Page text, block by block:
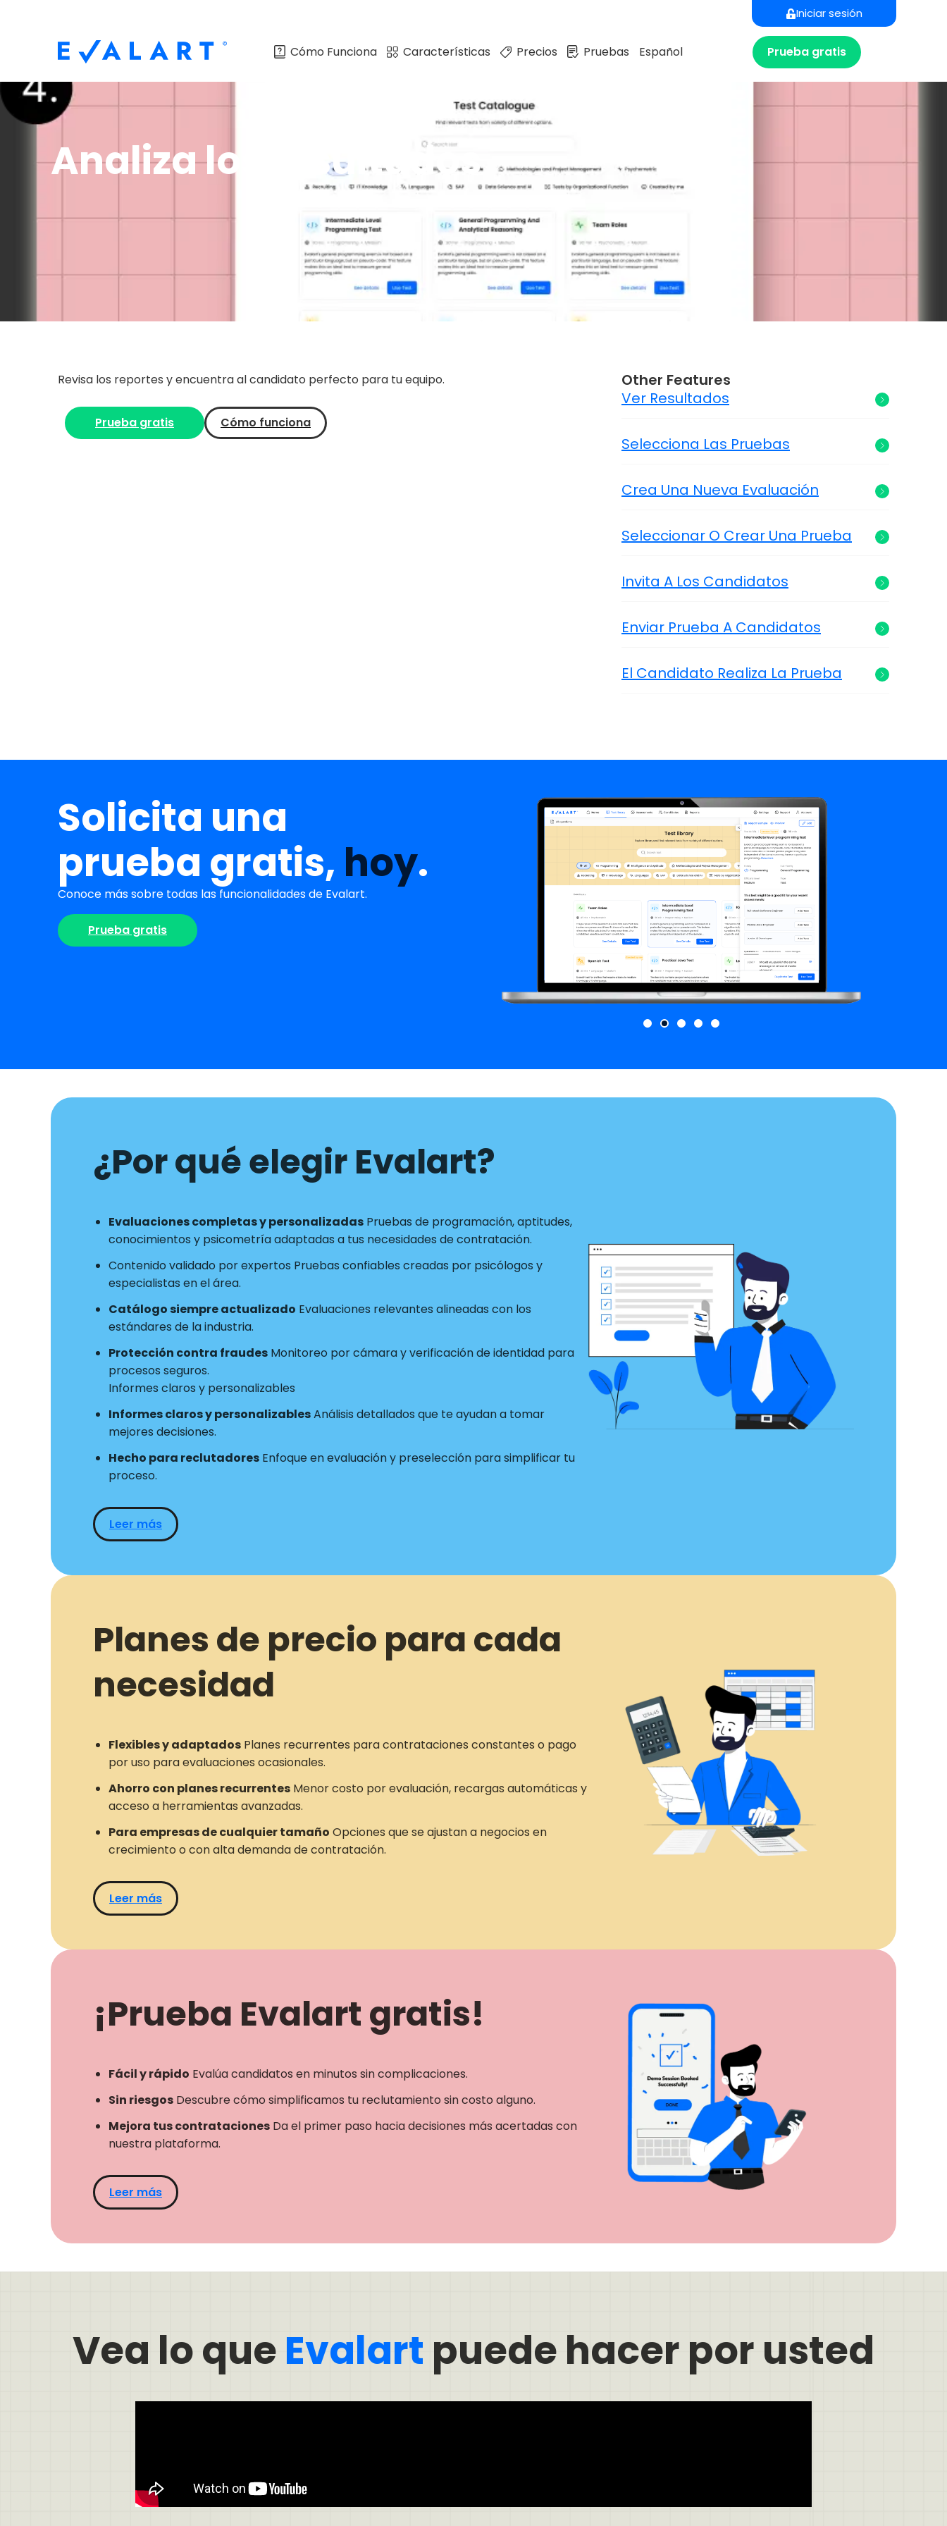
Iniciar sesión
Cómo Funciona Características Precios Pruebas Español Prueba gratis
Analiza los resultados
Revisa los reportes y encuentra al candidato perfecto para tu equipo.
Prueba gratis Cómo funciona
Other Features
Ver Resultados
Selecciona Las Pruebas
Crea Una Nueva Evaluación
Seleccionar O Crear Una Prueba
Invita A Los Candidatos
Enviar Prueba A Candidatos
El Candidato Realiza La Prueba
Solicita una
prueba gratis, hoy.
Conoce más sobre todas las funcionalidades de Evalart.
Prueba gratis
¿Por qué elegir Evalart?
Evaluaciones completas y personalizadas Pruebas de programación, aptitudes,
conocimientos y psicometría adaptadas a tus necesidades de contratación.
Contenido validado por expertos Pruebas confiables creadas por psicólogos y
especialistas en el área.
Catálogo siempre actualizado Evaluaciones relevantes alineadas con los
estándares de la industria.
Protección contra fraudes Monitoreo por cámara y verificación de identidad para
procesos seguros.
Informes claros y personalizables
Informes claros y personalizablesAnálisis detallados que te ayudan a tomar
mejores decisiones.
Hecho para reclutadores Enfoque en evaluación y preselección para simplificar tu
proceso.
Leer más
Planes de precio para cada
necesidad
Flexibles y adaptados Planes recurrentes para contrataciones constantes o pago
por uso para evaluaciones ocasionales.
Ahorro con planes recurrentes Menor costo por evaluación, recargas automáticas y
acceso a herramientas avanzadas.
Para empresas de cualquier tamaño Opciones que se ajustan a negocios en
crecimiento o con alta demanda de contratación.
Leer más
¡Prueba Evalart gratis!
Fácil y rápido Evalúa candidatos en minutos sin complicaciones.
Sin riesgos Descubre cómo simplificamos tu reclutamiento sin costo alguno.
Mejora tus contrataciones Da el primer paso hacia decisiones más acertadas con
nuestra plataforma.
Leer más
Vea lo queEvalart puede hacer por usted